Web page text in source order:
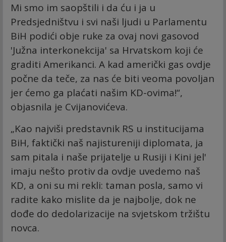
Mi smo im saopštili i da ću i ja u
Predsjedništvu i svi naši ljudi u Parlamentu
BiH podići obje ruke za ovaj novi gasovod
'Južna interkonekcija' sa Hrvatskom koji će
graditi Amerikanci. A kad američki gas ovdje
počne da teče, za nas će biti veoma povoljan
jer ćemo ga plaćati našim KD-ovima!“,
objasnila je Cvijanovićeva.
„Kao najviši predstavnik RS u institucijama
BiH, faktički naš najistureniji diplomata, ja
sam pitala i naše prijatelje u Rusiji i Kini jel'
imaju nešto protiv da ovdje uvedemo naš
KD, a oni su mi rekli: taman posla, samo vi
radite kako mislite da je najbolje, dok ne
dođe do dedolarizacije na svjetskom tržištu
novca.